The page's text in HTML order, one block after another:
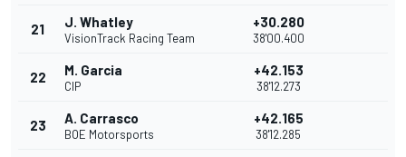
21 J. Whatley
VisionTrack Racing Team
+30.280
38'00.400
22 M. Garcia
CIP
+42.153
38'12.273
23 A. Carrasco
BOE Motorsports
+42.165
38'12.285